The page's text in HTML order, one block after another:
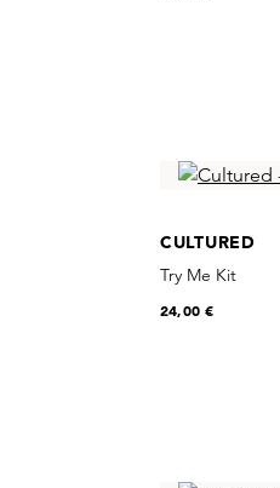
CULTURED
Try Me Kit
24,00 €